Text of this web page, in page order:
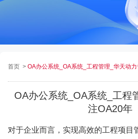
首页 > OA办公系统_OA系统_工程管理_华天动
OA办公系统_OA系统_工程
注OA20年
对于企业而言，实现高效的工程项目